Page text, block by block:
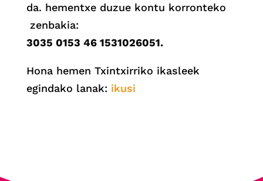
da. hementxe duzue kontu korronteko
zenbakia:
3035 0153 46 1531026051.
Hona hemen Txintxirriko ikasleek
egindako lanak: ikusi